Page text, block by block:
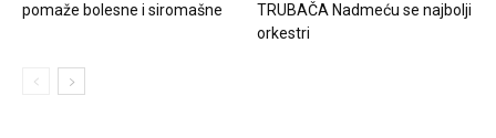
pomaže bolesne i siromašne
TRUBAČA Nadmeću se najbolji
orkestri